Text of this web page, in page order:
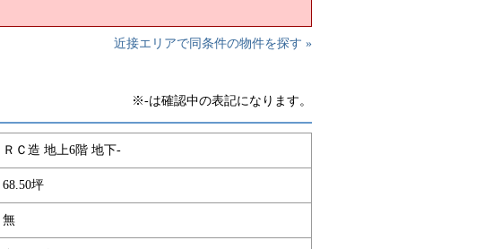
近接エリアで同条件の物件を探す »
※-は確認中の表記になります。
ＲＣ造 地上6階 地下-
68.50坪
無